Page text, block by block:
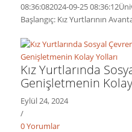
08:36:082024-09-25 08:36:12
Başlangıç: Kız Yurtlarının
Kız Yurtlarında
Genişletmenin
Eylül 24, 2024
/
0 Yorumlar